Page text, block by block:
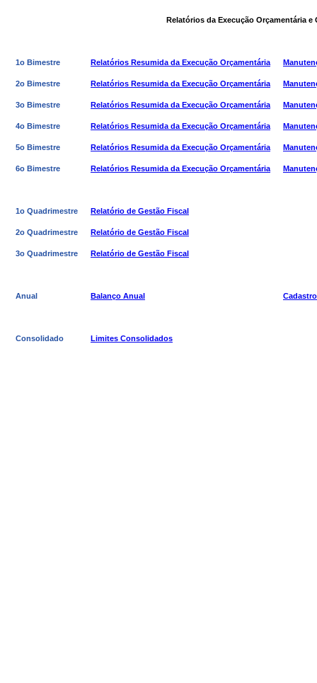
Relatórios da Execução Orçamentária e
1o Bimestre Relatórios Resumida da Execução Orçamentária
2o Bimestre Relatórios Resumida da Execução Orçamentária
3o Bimestre Relatórios Resumida da Execução Orçamentária
4o Bimestre Relatórios Resumida da Execução Orçamentária
5o Bimestre Relatórios Resumida da Execução Orçamentária
6o Bimestre Relatórios Resumida da Execução Orçamentária
1o Quadrimestre Relatório de Gestão Fiscal
2o Quadrimestre Relatório de Gestão Fiscal
3o Quadrimestre Relatório de Gestão Fiscal
Anual Balanço Anual
Consolidado Limites Consolidados